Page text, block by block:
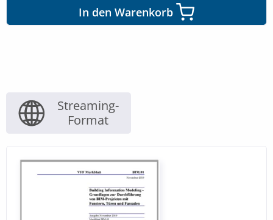
In den Warenkorb
Streaming-
Format